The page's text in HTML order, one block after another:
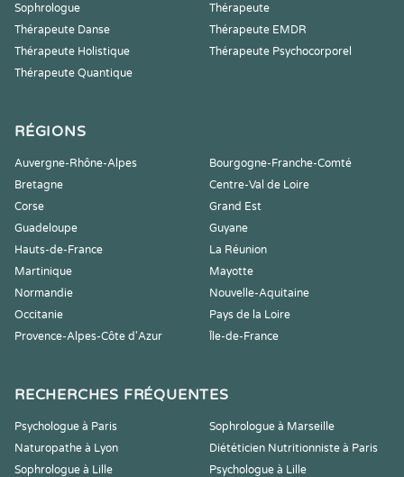
Sophrologue
Thérapeute
Thérapeute Danse
Thérapeute EMDR
Thérapeute Holistique
Thérapeute Psychocorporel
Thérapeute Quantique
RÉGIONS
Auvergne-Rhône-Alpes
Bourgogne-Franche-Comté
Bretagne
Centre-Val de Loire
Corse
Grand Est
Guadeloupe
Guyane
Hauts-de-France
La Réunion
Martinique
Mayotte
Normandie
Nouvelle-Aquitaine
Occitanie
Pays de la Loire
Provence-Alpes-Côte d'Azur
Île-de-France
RECHERCHES FRÉQUENTES
Psychologue à Paris
Sophrologue à Marseille
Naturopathe à Lyon
Diététicien Nutritionniste à Paris
Sophrologue à Lille
Psychologue à Lille